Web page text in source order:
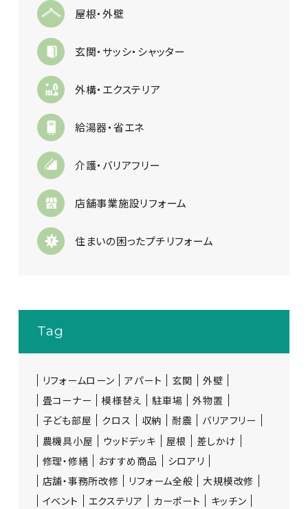
屋根・外壁
玄関・サッシ・シャッター
外構・エクステリア
給湯器・省エネ
介護・バリアフリー
店舗事業施設リフォーム
住まいの困ったプチリフォーム
Tag
リフォームローン アパート 玄関
外壁
畳コーナー
模様替え 駐車場
外物置
子ども部屋
クロス 収納 耐震
バリアフリー
農機具小屋
ウッドデッキ 屋根
差しかけ
修理・修繕
おすすめ商品
シロアリ
店舗・事務所改修
リフォーム全般
大規模改修
イベント
エクステリア カーポート
キッチン